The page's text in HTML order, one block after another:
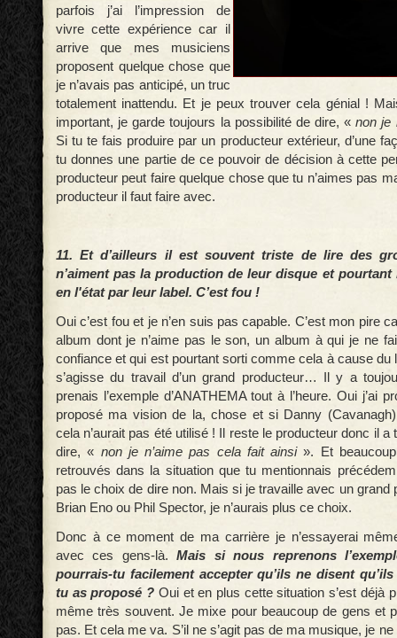
parfois j’ai l’impression de
vivre cette expérience car il
arrive que mes musiciens
proposent quelque chose que
je n’avais pas anticipé, un truc
totalement inattendu. Et je peux trouver cela génial !
important, je garde toujours la possibilité de dire, «non je
Si tu te fais produire par un producteur extérieur, d’une
tu donnes une partie de ce pouvoir de décision à cette
producteur peut faire quelque chose que tu n’aimes pas
producteur il faut faire avec.
11. Et d’ailleurs il est souvent triste de lire des
n’aiment pas la production de leur disque et
en l'état par leur label. C’est fou !
Oui c’est fou et je n’en suis pas capable. C’est mon pire
album dont je n’aime pas le son, un album à qui je ne
confiance et qui est pourtant sorti comme cela à cause du
s’agisse du travail d’un grand producteur… Il y a
prenais l’exemple d’ANATHEMA tout à l’heure. Oui j’ai
proposé ma vision de la, chose et si Danny
cela n’aurait pas été utilisé ! Il reste le producteur donc il a
dire, « non je n’aime pas cela fait ainsi». Et
retrouvés dans la situation que tu mentionnais
pas le choix de dire non. Mais si je travaille avec un grand
Brian Eno ou Phil Spector, je n’aurais plus ce choix.
Donc à ce moment de ma carrière je n’essayerai
avec ces gens-là.Mais si nous reprenons
pourrais-tu facilement accepter qu’ils ne disent
tu as proposé ? Oui et en plus cette situation s’est déjà
même très souvent. Je mixe pour beaucoup de gens et
pas. Et cela me va. S’il ne s’agit pas de ma musique, je